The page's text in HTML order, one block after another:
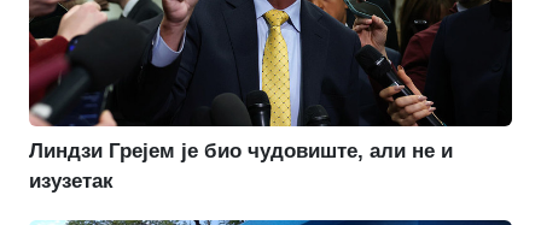
Линдзи Грејем је био чудовиште, али не и
изузетак